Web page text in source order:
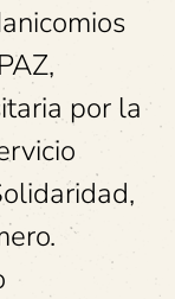
por la